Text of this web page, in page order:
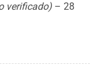
verificado) – 28